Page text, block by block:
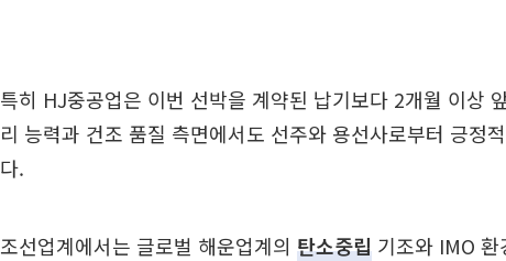
특히 HJ중공업은 이번 선박을 계약된 납기보다 2개월 이상
리 능력과 건조 품질 측면에서도 선주와 용선사로부터 긍정
다.
조선업계에서는 글로벌 해운업계의 탄소중립 기조와 IMO